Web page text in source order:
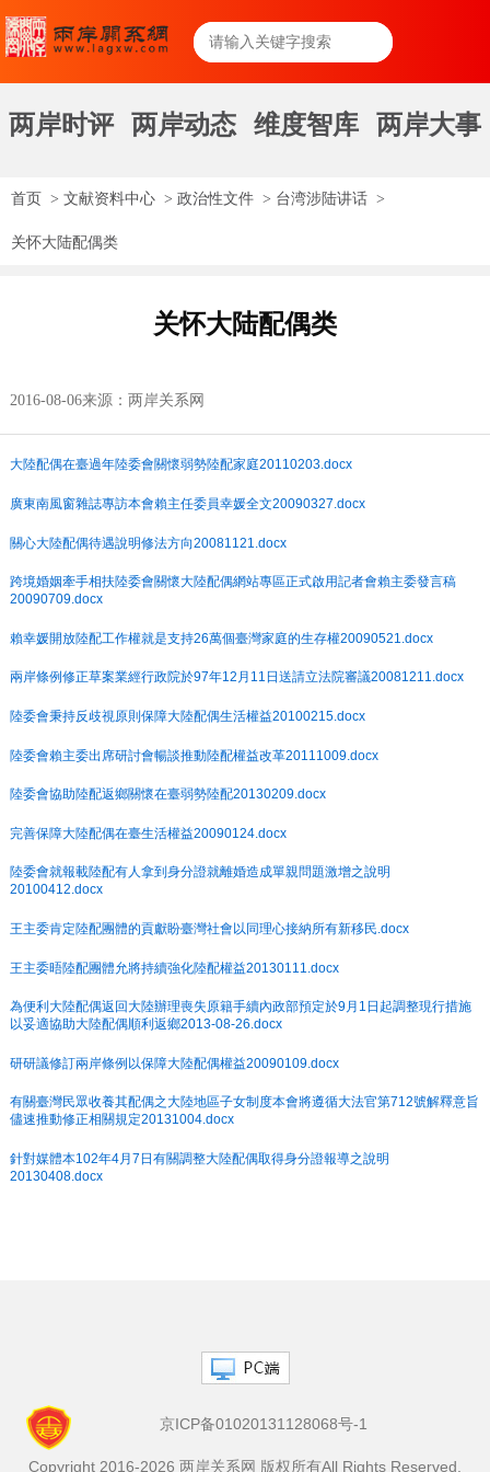
两岸时评 两岸动态 维度智库 两岸大事
首页 > 文献资料中心 > 政治性文件 > 台湾涉陆讲话 >
关怀大陆配偶类
关怀大陆配偶类
2016-08-06来源：两岸关系网
大陸配偶在臺過年陸委會關懷弱勢陸配家庭20110203.docx
廣東南風窗雜誌專訪本會賴主任委員幸媛全文20090327.docx
關心大陸配偶待遇說明修法方向20081121.docx
跨境婚姻牽手相扶陸委會關懷大陸配偶網站專區正式啟用記者會賴主委發言稿
20090709.docx
賴幸媛開放陸配工作權就是支持26萬個臺灣家庭的生存權20090521.docx
兩岸條例修正草案業經行政院於97年12月11日送請立法院審議20081211.docx
陸委會秉持反歧視原則保障大陸配偶生活權益20100215.docx
陸委會賴主委出席研討會暢談推動陸配權益改革20111009.docx
陸委會協助陸配返鄉關懷在臺弱勢陸配20130209.docx
完善保障大陸配偶在臺生活權益20090124.docx
陸委會就報載陸配有人拿到身分證就離婚造成單親問題激增之說明
20100412.docx
王主委肯定陸配團體的貢獻盼臺灣社會以同理心接納所有新移民.docx
王主委晤陸配團體允將持續強化陸配權益20130111.docx
為便利大陸配偶返回大陸辦理喪失原籍手續內政部預定於9月1日起調整現行措施
以妥適協助大陸配偶順利返鄉2013-08-26.docx
研研議修訂兩岸條例以保障大陸配偶權益20090109.docx
有關臺灣民眾收養其配偶之大陸地區子女制度本會將遵循大法官第712號解釋意旨
儘速推動修正相關規定20131004.docx
針對媒體本102年4月7日有關調整大陸配偶取得身分證報導之說明
20130408.docx
京ICP备01020131128068号-1
Copyright 2016-2026 两岸关系网 版权所有All Rights Reserved.